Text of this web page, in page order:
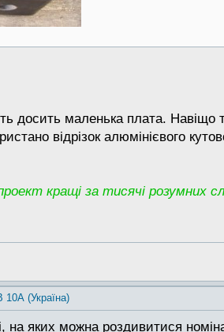
досить маленька плата. Навіщо
відрізок алюмінієвого
кращі за тисячі розумних
10А (Україна)
яких можна роздивитися